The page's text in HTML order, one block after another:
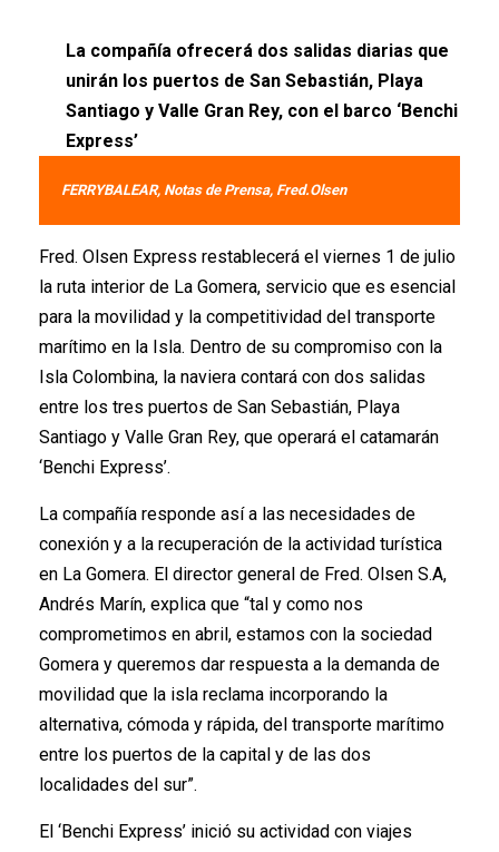
La compañía ofrecerá dos salidas diarias que
unirán los puertos de San Sebastián, Playa
Santiago y Valle Gran Rey, con el barco ‘Benchi
Express’
FERRYBALEAR, Notas de Prensa, Fred.Olsen
Fred. Olsen Express restablecerá el viernes 1 de julio
la ruta interior de La Gomera, servicio que es esencial
para la movilidad y la competitividad del transporte
marítimo en la Isla. Dentro de su compromiso con la
Isla Colombina, la naviera contará con dos salidas
entre los tres puertos de San Sebastián, Playa
Santiago y Valle Gran Rey, que operará el catamarán
‘Benchi Express’.
La compañía responde así a las necesidades de
conexión y a la recuperación de la actividad turística
en La Gomera. El director general de Fred. Olsen S.A,
Andrés Marín, explica que “tal y como nos
comprometimos en abril, estamos con la sociedad
Gomera y queremos dar respuesta a la demanda de
movilidad que la isla reclama incorporando la
alternativa, cómoda y rápida, del transporte marítimo
entre los puertos de la capital y de las dos
localidades del sur”.
El ‘Benchi Express’ inició su actividad con viajes